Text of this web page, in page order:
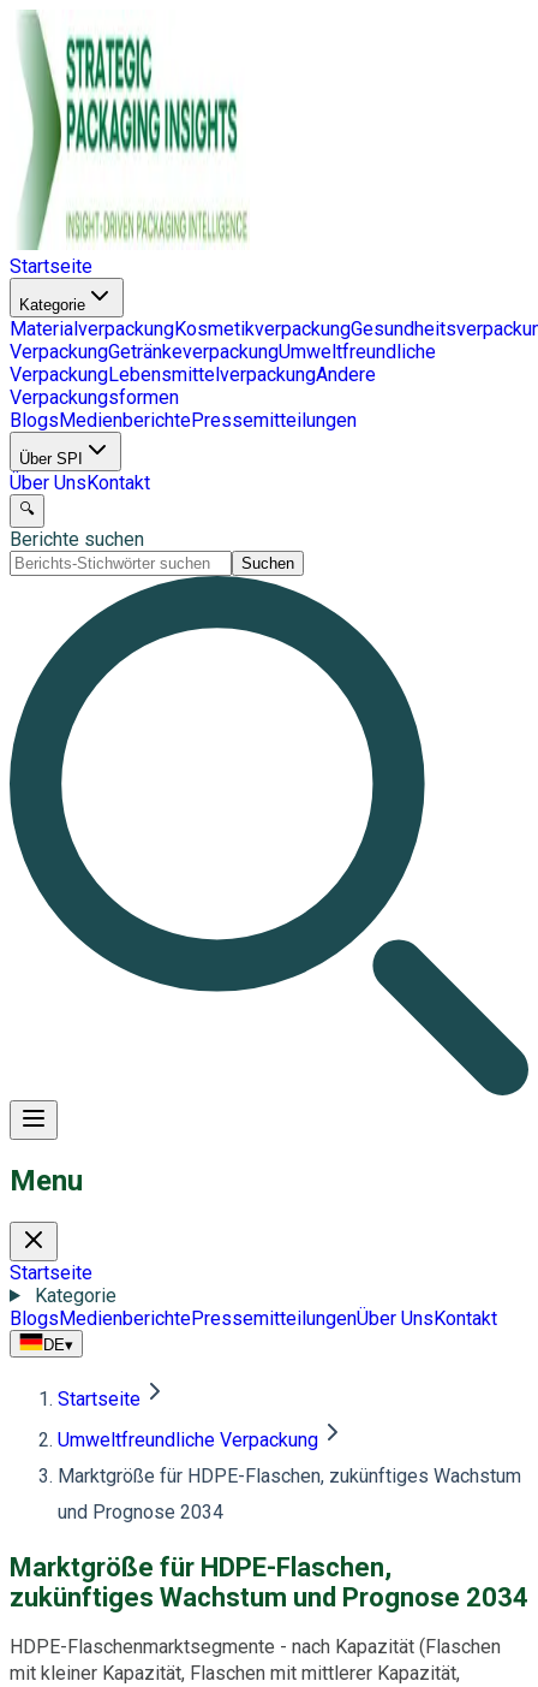
Startseite
Kategorie
MaterialverpackungKosmetikverpackung
VerpackungGetränkeverpackungUmweltfreundliche
VerpackungLebensmittelverpackungAndere
Verpackungsformen
BlogsMedienberichtePressemitteilungen
Über SPI
Über UnsKontakt
🔍
Berichte suchen
Suchen
Menu
Startseite
Kategorie
BlogsMedienberichtePressemitteilungenÜber UnsKontakt
DE▾
Startseite
Umweltfreundliche Verpackung
Marktgröße für HDPE-Flaschen, zukünftiges Wachstum
und Prognose 2034
Marktgröße für HDPE-Flaschen,
zukünftiges Wachstum und Prognose 2034
HDPE-Flaschenmarktsegmente - nach Kapazität (Flaschen
mit kleiner Kapazität, Flaschen mit mittlerer Kapazität,